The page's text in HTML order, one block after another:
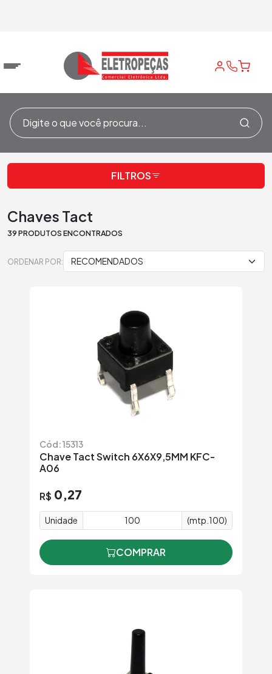
Home/Chaves/Chaves Tact
FILTROS
Chaves Tact
39 PRODUTOS ENCONTRADOS
ORDENAR POR:
Cód: 15313
Chave Tact Switch 6X6X9,5MM KFC-
A06
R$ 0,27
Unidade (mtp.100)
COMPRAR